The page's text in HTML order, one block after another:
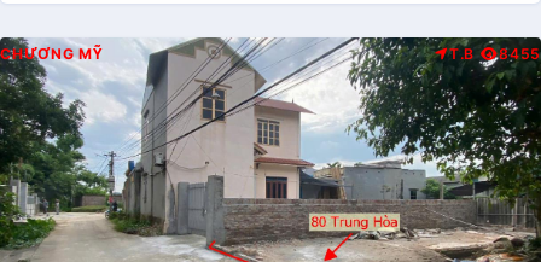
CHƯƠNG MỸ T.B 8455